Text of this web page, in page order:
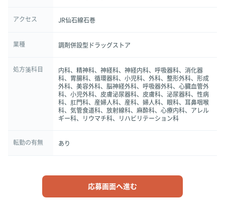
アクセス JR仙石線石巻
業種 調剤併設型ドラッグストア
処方箋科目
内科、精神科、神経科、神経内科、呼吸器科、消化器
科、胃腸科、循環器科、小児科、外科、整形外科、形成
外科、美容外科、脳神経外科、呼吸器外科、心臓血管外
科、小児外科、皮膚泌尿器科、皮膚科、泌尿器科、性病
科、肛門科、産婦人科、産科、婦人科、眼科、耳鼻咽喉
科、気管食道科、放射線科、麻酔科、心療内科、アレル
ギー科、リウマチ科、リハビリテーション科
転勤の有無 あり
応募画面へ進む